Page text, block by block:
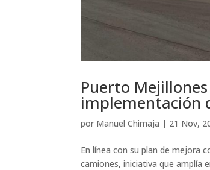
Puerto
implementación
por Manuel Chimaja | 21 Nov,
En línea con su plan de mejora
camiones, iniciativa que amplía